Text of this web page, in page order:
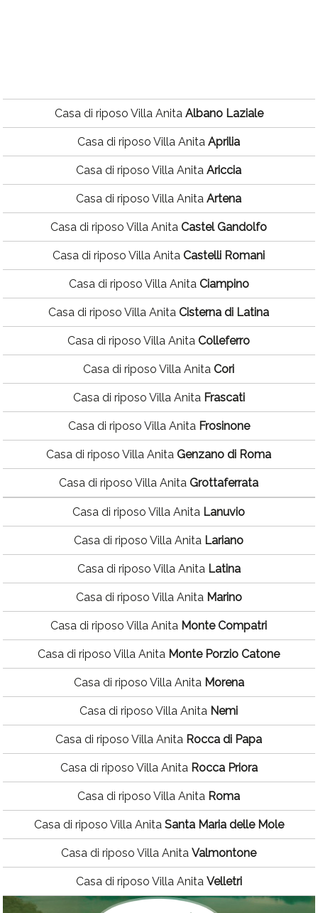
Casa di riposo Villa Anita Albano Laziale
Casa di riposo Villa AnitaAprilia
Casa di riposo Villa AnitaAriccia
Casa di riposo Villa AnitaArtena
Casa di riposo Villa AnitaCastel Gandolfo
Casa di riposo Villa AnitaCastelli Romani
Casa di riposo Villa Anita Ciampino
Casa di riposo Villa AnitaCisterna di Latina
Casa di riposo Villa AnitaColleferro
Casa di riposo Villa AnitaCori
Casa di riposo Villa Anita Frascati
Casa di riposo Villa Anita Frosinone
Casa di riposo Villa AnitaGenzano di Roma
Casa di riposo Villa AnitaGrottaferrata
Casa di riposo Villa Anita Lanuvio
Casa di riposo Villa Anita Lariano
Casa di riposo Villa Anita Latina
Casa di riposo Villa Anita Marino
Casa di riposo Villa Anita Monte Compatri
Casa di riposo Villa Anita Monte Porzio Catone
Casa di riposo Villa Anita Morena
Casa di riposo Villa Anita Nemi
Casa di riposo Villa Anita Rocca di Papa
Casa di riposo Villa Anita Rocca Priora
Casa di riposo Villa Anita Roma
Casa di riposo Villa Anita Santa Maria delle Mole
Casa di riposo Villa AnitaValmontone
Casa di riposo Villa Anita Velletri